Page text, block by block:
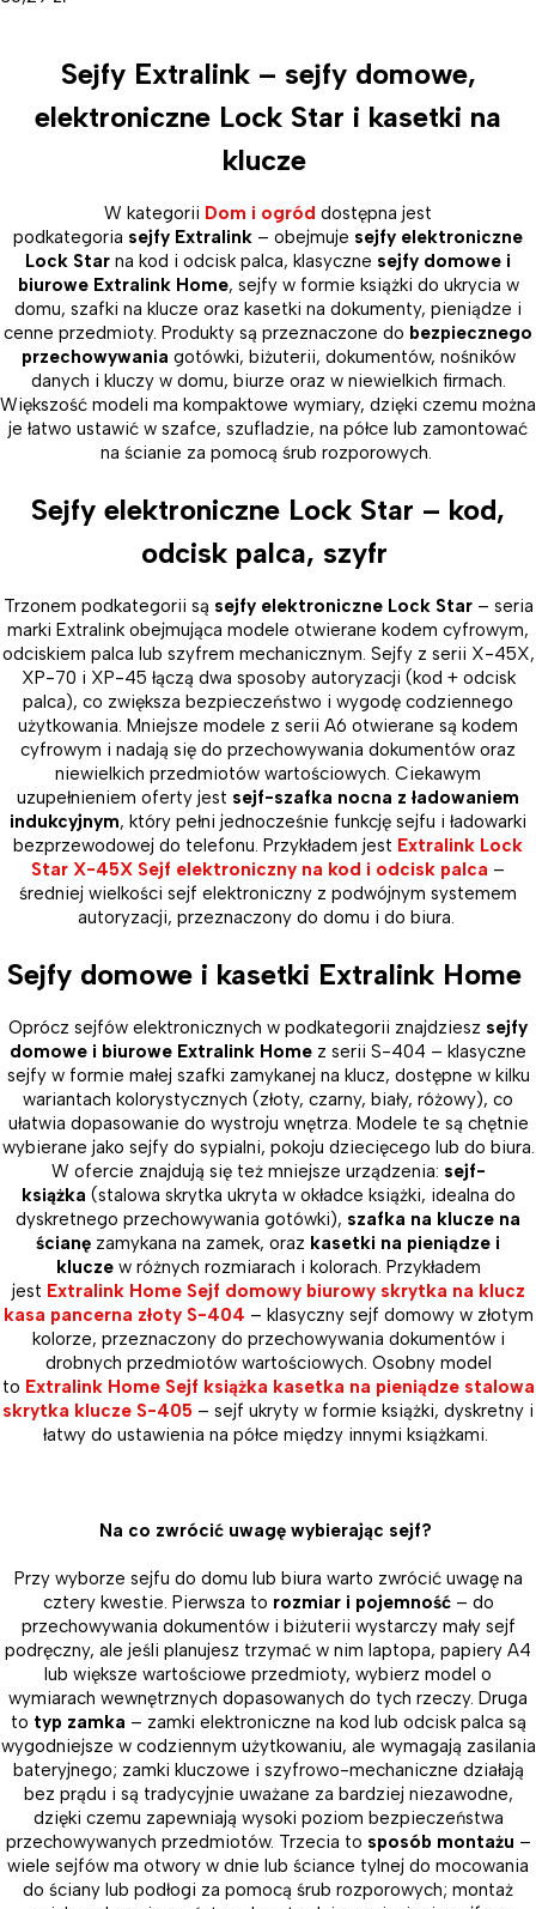
Sejfy Extralink – sejfy domowe,
elektroniczne Lock Star i kasetki na
klucze
W kategorii Dom i ogród dostępna jest
podkategoria sejfy Extralink – obejmuje sejfy elektroniczne
Lock Star na kod i odcisk palca, klasyczne sejfy domowe i
biurowe Extralink Home, sejfy w formie książki do ukrycia w
domu, szafki na klucze oraz kasetki na dokumenty, pieniądze i
cenne przedmioty. Produkty są przeznaczone do bezpiecznego
przechowywania gotówki, biżuterii, dokumentów, nośników
danych i kluczy w domu, biurze oraz w niewielkich firmach.
Większość modeli ma kompaktowe wymiary, dzięki czemu można
je łatwo ustawić w szafce, szufladzie, na półce lub zamontować
na ścianie za pomocą śrub rozporowych.
Sejfy elektroniczne Lock Star – kod,
odcisk palca, szyfr
Trzonem podkategorii są sejfy elektroniczne Lock Star– seria
marki Extralink obejmująca modele otwierane kodem cyfrowym,
odciskiem palca lub szyfrem mechanicznym. Sejfy z serii X-45X,
XP-70 i XP-45 łączą dwa sposoby autoryzacji (kod + odcisk
palca), co zwiększa bezpieczeństwo i wygodę codziennego
użytkowania. Mniejsze modele z serii A6 otwierane są kodem
cyfrowym i nadają się do przechowywania dokumentów oraz
niewielkich przedmiotów wartościowych. Ciekawym
uzupełnieniem oferty jest sejf-szafka nocna z ładowaniem
indukcyjnym, który pełni jednocześnie funkcję sejfu i ładowarki
bezprzewodowej do telefonu. Przykładem jest Extralink Lock
Star X-45X Sejf elektroniczny na kod i odcisk palca –
średniej wielkości sejf elektroniczny z podwójnym systemem
autoryzacji, przeznaczony do domu i do biura.
Sejfy domowe i kasetki Extralink Home
Oprócz sejfów elektronicznych w podkategorii znajdziesz sejfy
domowe i biurowe Extralink Home z serii S-404 – klasyczne
sejfy w formie małej szafki zamykanej na klucz, dostępne w kilku
wariantach kolorystycznych (złoty, czarny, biały, różowy), co
ułatwia dopasowanie do wystroju wnętrza. Modele te są chętnie
wybierane jako sejfy do sypialni, pokoju dziecięcego lub do biura.
W ofercie znajdują się też mniejsze urządzenia: sejf-
książka (stalowa skrytka ukryta w okładce książki, idealna do
dyskretnego przechowywania gotówki), szafka na klucze na
ścianę zamykana na zamek, oraz kasetki na pieniądze i
kluczew różnych rozmiarach i kolorach. Przykładem
jest Extralink Home Sejf domowy biurowy skrytka na klucz
kasa pancerna złoty S-404 – klasyczny sejf domowy w złotym
kolorze, przeznaczony do przechowywania dokumentów i
drobnych przedmiotów wartościowych. Osobny model
to Extralink Home Sejf książka kasetka na pieniądze stalowa
skrytka klucze S-405 – sejf ukryty w formie książki, dyskretny i
łatwy do ustawienia na półce między innymi książkami.
Na co zwrócić uwagę wybierając sejf?
Przy wyborze sejfu do domu lub biura warto zwrócić uwagę na
cztery kwestie. Pierwsza to rozmiar i pojemność– do
przechowywania dokumentów i biżuterii wystarczy mały sejf
podręczny, ale jeśli planujesz trzymać w nim laptopa, papiery A4
lub większe wartościowe przedmioty, wybierz model o
wymiarach wewnętrznych dopasowanych do tych rzeczy. Druga
to typ zamka – zamki elektroniczne na kod lub odcisk palca są
wygodniejsze w codziennym użytkowaniu, ale wymagają zasilania
bateryjnego; zamki kluczowe i szyfrowo-mechaniczne działają
bez prądu i są tradycyjnie uważane za bardziej niezawodne,
dzięki czemu zapewniają wysoki poziom bezpieczeństwa
przechowywanych przedmiotów. Trzecia to sposób montażu –
wiele sejfów ma otwory w dnie lub ściance tylnej do mocowania
do ściany lub podłogi za pomocą śrub rozporowych; montaż